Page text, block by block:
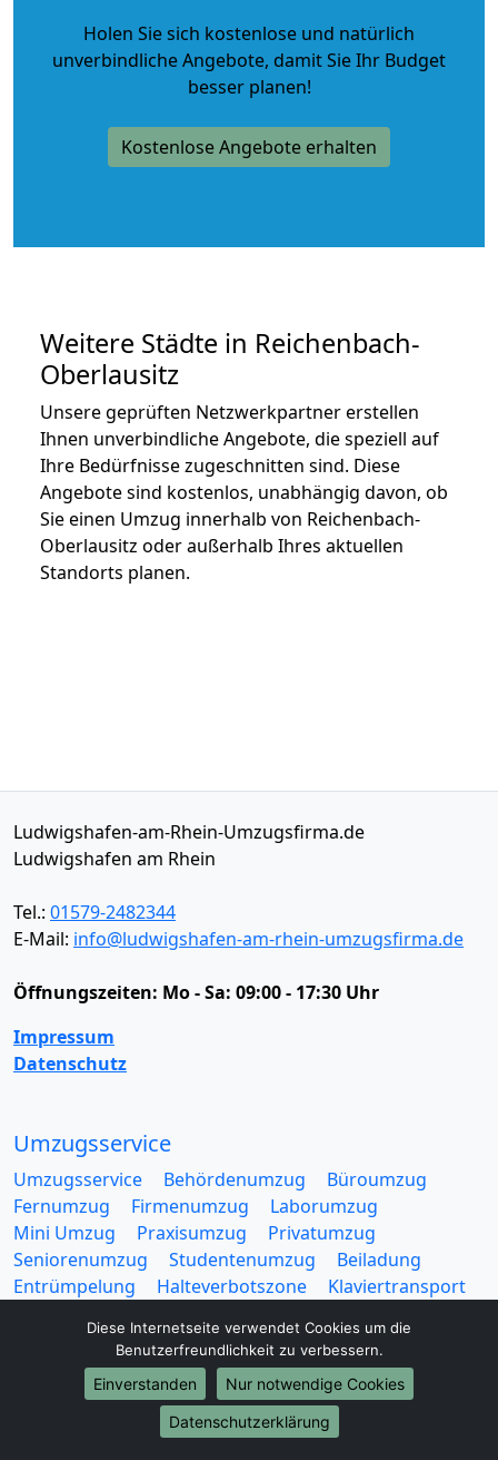
Holen Sie sich kostenlose und natürlich
unverbindliche Angebote, damit Sie Ihr Budget
besser planen!
Kostenlose Angebote erhalten
Weitere Städte in Reichenbach-
Oberlausitz
Unsere geprüften Netzwerkpartner erstellen
Ihnen unverbindliche Angebote, die speziell auf
Ihre Bedürfnisse zugeschnitten sind. Diese
Angebote sind kostenlos, unabhängig davon, ob
Sie einen Umzug innerhalb von Reichenbach-
Oberlausitz oder außerhalb Ihres aktuellen
Standorts planen.
Ludwigshafen-am-Rhein-Umzugsfirma.de
Ludwigshafen am Rhein
Tel.: 01579-2482344
E-Mail: info@ludwigshafen-am-rhein-umzugsfirma.de
Öffnungszeiten: Mo - Sa: 09:00 - 17:30 Uhr
Impressum
Datenschutz
Umzugsservice
Umzugsservice Behördenumzug
Büroumzug
Fernumzug
Firmenumzug
Laborumzug
Mini Umzug
Praxisumzug
Privatumzug
Seniorenumzug
Studentenumzug
Beiladung
Entrümpelung
Halteverbotszone
Klaviertransport
Möbelmitfahrzentrale
Umzugskartons
Diese Internetseite verwendet Cookies um die
Benutzerfreundlichkeit zu verbessern.
Einverstanden
Nur notwendige Cookies
Datenschutzerklärung